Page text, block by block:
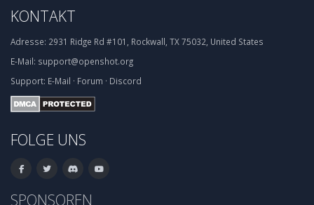
KONTAKT
Adresse: 2931 Ridge Rd #101, Rockwall, TX 75032, United States
E-Mail: support@openshot.org
Support: E-Mail · Forum · Discord
FOLGE UNS
SPONSOREN